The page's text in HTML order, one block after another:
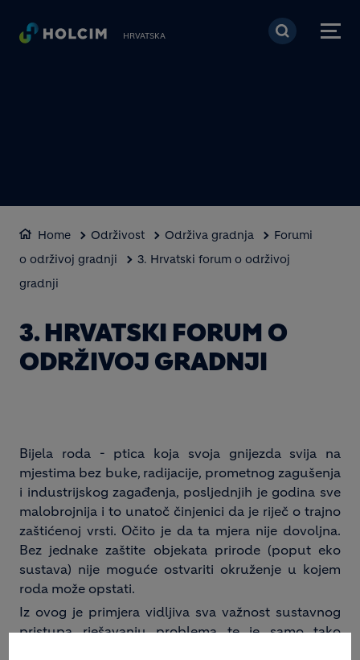
Skoči na glavni sadržaj
HRVATSKA
Home Održivost Održiva gradnja
Forumi
o održivoj gradnji
3. Hrvatski forum o održivoj
gradnji
3. HRVATSKI FORUM O
ODRŽIVOJ GRADNJI
Bijela roda - ptica koja svoja gnijezda svija na
mjestima bez buke, radijacije, prometnog zagušenja
i industrijskog zagađenja, posljednjih je godina sve
malobrojnija i to unatoč činjenici da je riječ o trajno
zaštićenoj vrsti. Očito je da ta mjera nije dovoljna.
Bez jednake zaštite objekata prirode (poput eko
sustava) nije moguće ostvariti okruženje u kojem
roda može opstati.
Iz ovog je primjera vidljiva sva važnost sustavnog
pristupa rješavanju problema te je samo tako